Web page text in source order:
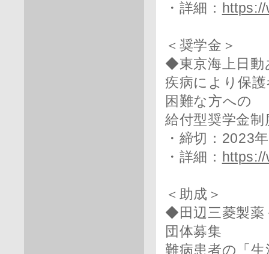
・詳細：
＜奨学金＞
◆東京海上日
疾病により保
困難な方への
給付型奨学金
・締切：2023
・詳細：
＜助成＞
◆田辺三菱製薬
団体募集
難病患者の「